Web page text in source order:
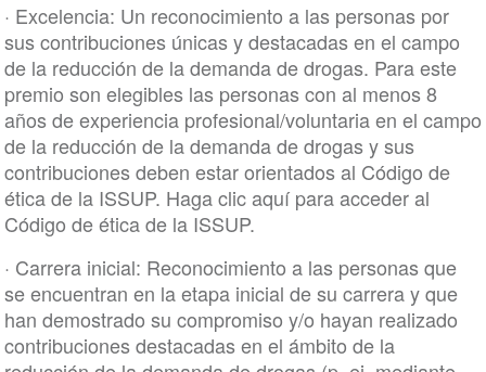
· Excelencia: Un reconocimiento a las personas por
sus contribuciones únicas y destacadas en el campo
de la reducción de la demanda de drogas. Para este
premio son elegibles las personas con al menos 8
años de experiencia profesional/voluntaria en el campo
de la reducción de la demanda de drogas y sus
contribuciones deben estar orientados al Código de
ética de la ISSUP. Haga clic aquí para acceder al
Código de ética de la ISSUP.
· Carrera inicial: Reconocimiento a las personas que
se encuentran en la etapa inicial de su carrera y que
han demostrado su compromiso y/o hayan realizado
contribuciones destacadas en el ámbito de la